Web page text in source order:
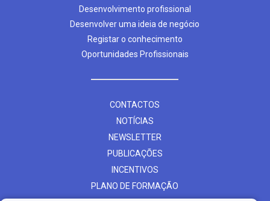
Desenvolvimento profissional
Desenvolver uma ideia de negócio
Registar o conhecimento
Oportunidades Profissionais
CONTACTOS
NOTÍCIAS
NEWSLETTER
PUBLICAÇÕES
INCENTIVOS
PLANO DE FORMAÇÃO